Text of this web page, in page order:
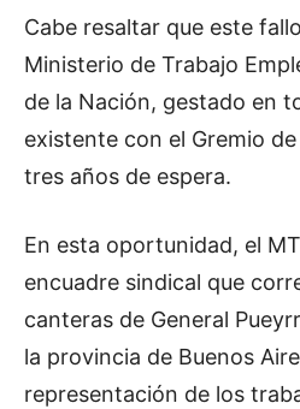
Cabe resaltar que este
Ministerio de Trabajo
de la Nación, gestado en
existente con el Gremio
tres años de espera.
En esta oportunidad, el
encuadre sindical que
canteras de General
la provincia de Buenos
representación de los